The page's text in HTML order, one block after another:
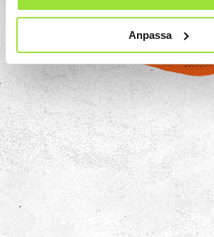
Anpassa